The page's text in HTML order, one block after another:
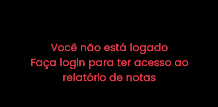
Você não está logado
Faça login para ter acesso ao
relatório de notas